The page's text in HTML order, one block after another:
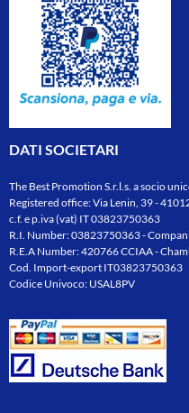
DATI SOCIETARI
The Best Promotion S.r.l.s. a socio
Registered office: Via Lenin, 39 -
c.f. e p.iva (vat) IT 03823750363
R.I. Number: 03823750363 -
R.E.A Number: 420766 CCIAA -
Cod. Import-export IT03823750363
Codice Univoco: USAL8PV